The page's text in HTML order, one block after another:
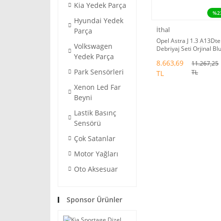
Kia Yedek Parça
Hyundai Yedek
Parça
Volkswagen
Yedek Parça
Park Sensörleri
Xenon Led Far
Beyni
Lastik Basınç
Sensörü
Çok Satanlar
Motor Yağları
Oto Aksesuar
Sponsor Ürünler
İthal
Opel Astra J 1.3 A13Dte
Debriyaj Seti Orjinal
8.663,69
TL
11.267,25
TL